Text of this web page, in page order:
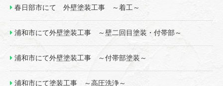
春日部市にて 外壁塗装工事 ～着工～
浦和市にて外壁塗装工事 ～壁二回目塗装・付帯部～
浦和市にて外壁塗装工事 ～付帯部塗装～
浦和市にて塗装工事 ～高圧洗浄～